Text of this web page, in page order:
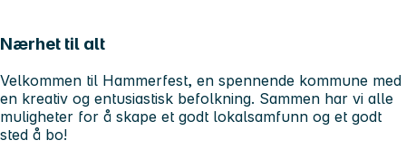
Nærhet til alt
Velkommen til Hammerfest, en spennende kommune med
en kreativ og entusiastisk befolkning. Sammen har vi alle
muligheter for å skape et godt lokalsamfunn og et godt
sted å bo!